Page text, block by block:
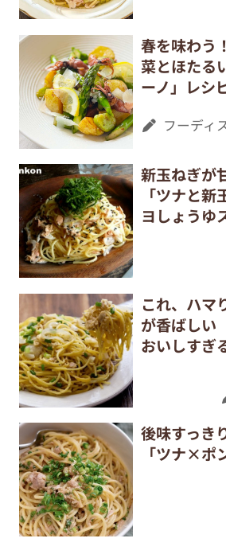
春を味わう
菜とほたる
ーノ」レシ
フーディ
新玉ねぎが
「ツナと
ヨしょうゆ
これ、ハマ
が香ばしい
おいしすぎ
後味すっき
「ツナ×ポ